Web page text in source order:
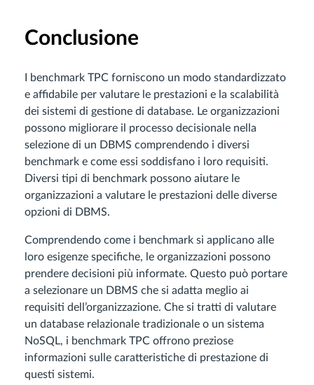
Conclusione
I benchmark TPC forniscono un modo standardizzato
e affidabile per valutare le prestazioni e la scalabilità
dei sistemi di gestione di database. Le organizzazioni
possono migliorare il processo decisionale nella
selezione di un DBMS comprendendo i diversi
benchmark e come essi soddisfano i loro requisiti.
Diversi tipi di benchmark possono aiutare le
organizzazioni a valutare le prestazioni delle diverse
opzioni di DBMS.
Comprendendo come i benchmark si applicano alle
loro esigenze specifiche, le organizzazioni possono
prendere decisioni più informate. Questo può portare
a selezionare un DBMS che si adatta meglio ai
requisiti dell’organizzazione. Che si tratti di valutare
un database relazionale tradizionale o un sistema
NoSQL, i benchmark TPC offrono preziose
informazioni sulle caratteristiche di prestazione di
questi sistemi.